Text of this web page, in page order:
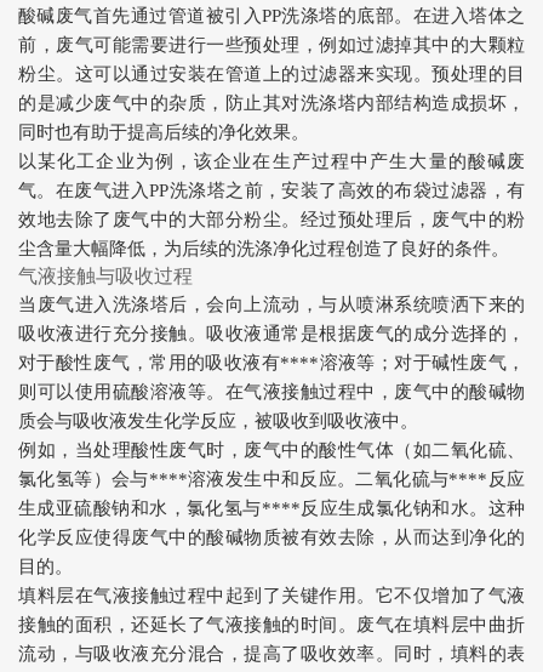
酸碱废气首先通过管道被引入PP洗涤塔的底部。在进入塔体之
前，废气可能需要进行一些预处理，例如过滤掉其中的大颗粒
粉尘。这可以通过安装在管道上的过滤器来实现。预处理的目
的是减少废气中的杂质，防止其对洗涤塔内部结构造成损坏，
同时也有助于提高后续的净化效果。
以某化工企业为例，该企业在生产过程中产生大量的酸碱废
气。在废气进入PP洗涤塔之前，安装了高效的布袋过滤器，有
效地去除了废气中的大部分粉尘。经过预处理后，废气中的粉
尘含量大幅降低，为后续的洗涤净化过程创造了良好的条件。
气液接触与吸收过程
当废气进入洗涤塔后，会向上流动，与从喷淋系统喷洒下来的
吸收液进行充分接触。吸收液通常是根据废气的成分选择的，
对于酸性废气，常用的吸收液有****溶液等；对于碱性废气，
则可以使用硫酸溶液等。在气液接触过程中，废气中的酸碱物
质会与吸收液发生化学反应，被吸收到吸收液中。
例如，当处理酸性废气时，废气中的酸性气体（如二氧化硫、
氯化氢等）会与****溶液发生中和反应。二氧化硫与****反应
生成亚硫酸钠和水，氯化氢与****反应生成氯化钠和水。这种
化学反应使得废气中的酸碱物质被有效去除，从而达到净化的
目的。
填料层在气液接触过程中起到了关键作用。它不仅增加了气液
接触的面积，还延长了气液接触的时间。废气在填料层中曲折
流动，与吸收液充分混合，提高了吸收效率。同时，填料的表